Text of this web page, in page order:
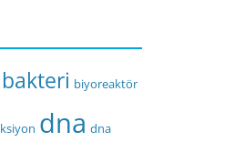
bakteri biyoreaktör
dna dna